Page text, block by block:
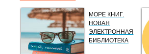
МОРЕ КНИГ.
НОВАЯ
ЭЛЕКТРОННАЯ
БИБЛИОТЕКА